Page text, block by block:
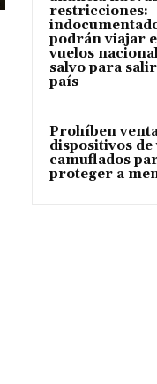
restricciones:
podrán viajar
vuelos
salvo para
país
Prohíben
dispositivos de
camuflados
proteger a